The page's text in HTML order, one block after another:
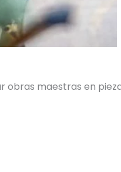
maestras en